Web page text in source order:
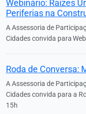
Webinário: Raízes
Periferias na
A Assessoria de
Cidades convida para
Roda de Conversa:
A Assessoria de
Cidades convida para a
15h